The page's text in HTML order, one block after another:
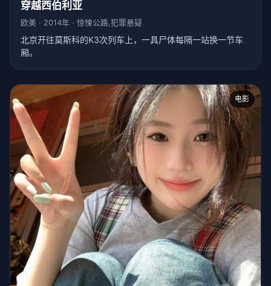
穿越西伯利亚
欧美 · 2014年 · 惊悚公路,犯罪悬疑
北京开往莫斯科的K3次列车上，一具尸体每隔一站换一节车
厢。
电影